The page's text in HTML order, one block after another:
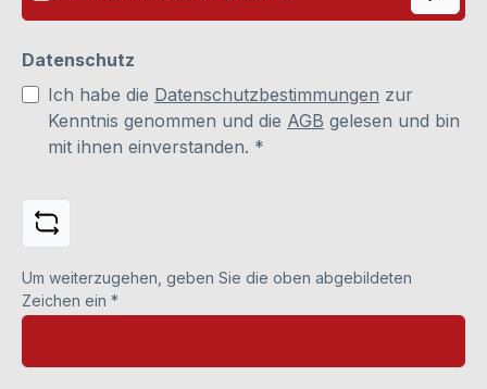
Datenschutz
Ich habe die Datenschutzbestimmungen zur
Kenntnis genommen und die AGB gelesen und bin
mit ihnen einverstanden. *
Um weiterzugehen, geben Sie die oben abgebildeten
Zeichen ein *